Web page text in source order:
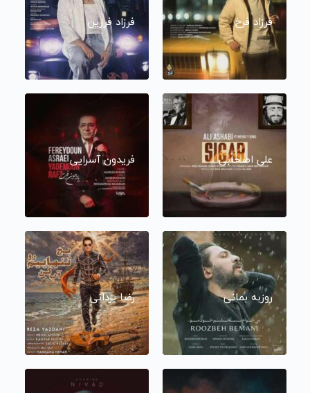
فرزاد فرخ فرزاد فرزین
علی اصحابی فریدون آسرایی
روزبه بمانی رضا یزدانی